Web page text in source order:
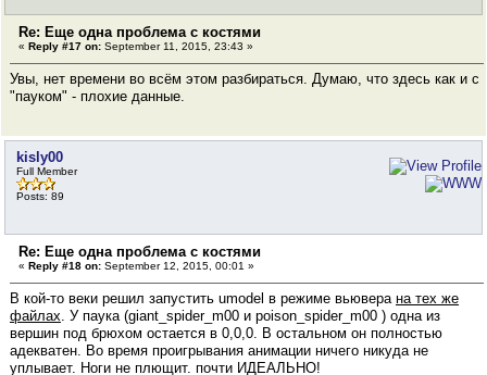
Re: Еще одна проблема с костями
« Reply #17 on: September 11, 2015, 23:43 »
Увы, нет времени во всём этом разбираться. Думаю, что здесь как и с
"пауком" - плохие данные.
kisly00
Full Member
Posts: 89
Re: Еще одна проблема с костями
« Reply #18 on: September 12, 2015, 00:01 »
В кой-то веки решил запустить umodel в режиме вьювера на тех же
файлах. У паука (giant_spider_m00 и poison_spider_m00 ) одна из
вершин под брюхом остается в 0,0,0. В остальном он полностью
адекватен. Во время проигрывания анимации ничего никуда не
уплывает. Ноги не плющит. почти ИДЕАЛЬНО!